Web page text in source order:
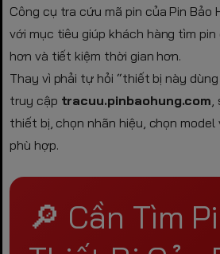
Công cụ tra cứu mã pin của Pin Bảo
với mục tiêu giúp khách hàng tìm pin
hơn và tiết kiệm thời gian hơn.
Thay vì phải tự hỏi “thiết bị này
truy cập tracuu.pinbaohung.com
thiết bị, chọn nhãn hiệu, chọn model
phù hợp.
🔎 Cần Tìm